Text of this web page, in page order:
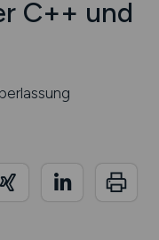
C++ und